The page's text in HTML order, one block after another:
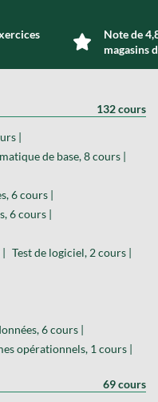
Note de
magasins
132 cours
|
de base, 8 cours |
6 cours |
6 cours |
Test de logiciel, 2 cours |
6 cours |
opérationnels, 1 cours |
69 cours